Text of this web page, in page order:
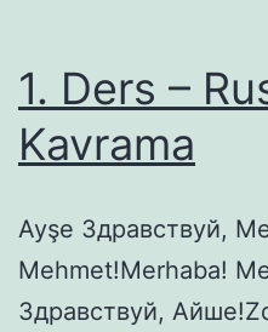
1. Ders –
Kavrama
Ayşe Здравствуй,
Mehmet!Merhaba!
Здравствуй,